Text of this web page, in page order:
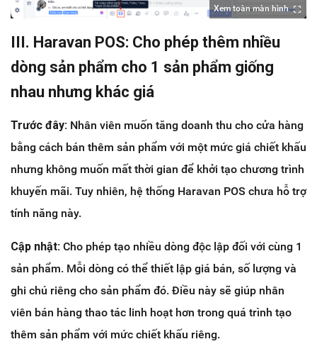
Xem toàn màn hình
III. Haravan POS: Cho phép thêm nhiều
dòng sản phẩm cho 1 sản phẩm giống
nhau nhưng khác giá
Trước đây: Nhân viên muốn tăng doanh thu cho cửa hàng
bằng cách bán thêm sản phẩm với một mức giá chiết khấu
nhưng không muốn mất thời gian để khởi tạo chương trình
khuyến mãi. Tuy nhiên, hệ thống Haravan POS chưa hỗ trợ
tính năng này.
Cập nhật: Cho phép tạo nhiều dòng độc lập đối với cùng 1
sản phẩm. Mỗi dòng có thể thiết lập giá bán, số lượng và
ghi chú riêng cho sản phẩm đó. Điều này sẽ giúp nhân
viên bán hàng thao tác linh hoạt hơn trong quá trình tạo
thêm sản phẩm với mức chiết khấu riêng.